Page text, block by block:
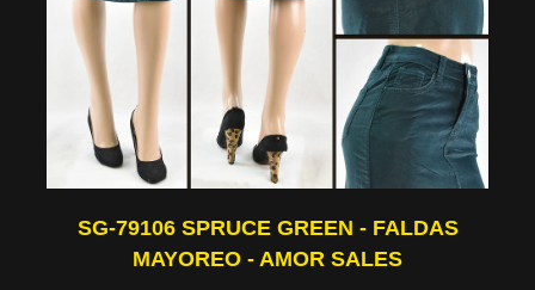
SG-79106 SPRUCE GREEN - FALDAS
MAYOREO - AMOR SALES